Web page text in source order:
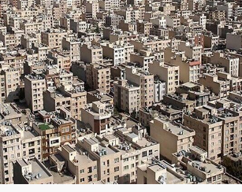
واردات خودرو از منطقه آزاد تهران؛ مناظره
داغی که بازار خودرو را تحت تأثیر قرار داد